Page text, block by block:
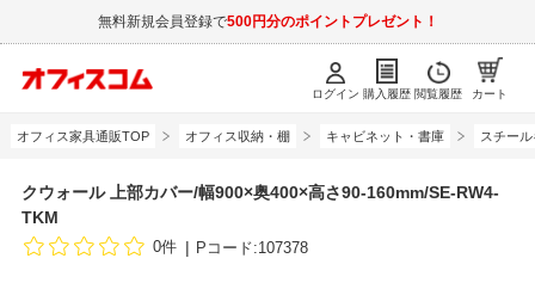
無料新規会員登録で500円分のポイントプレゼント！
ログイン 購入履歴 閲覧履歴 カート
オフィス家具通販TOP オフィス収納・棚 キャビネット・書庫 スチー
クウォール 上部カバー/幅900×奥400×高さ90-160mm/SE-RW4-
TKM
0件 Pコード:107378